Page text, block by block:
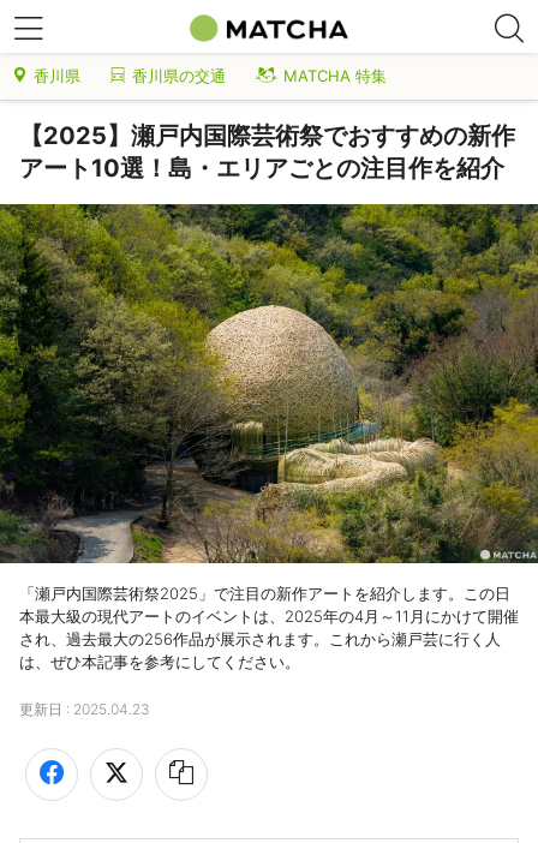
香川県 香川県の交通 MATCHA 特集
【2025】瀬戸内国際芸術祭でおすすめの新作
アート10選！島・エリアごとの注目作を紹介
「瀬戸内国際芸術祭2025」で注目の新作アートを紹介します。この日
本最大級の現代アートのイベントは、2025年の4月～11月にかけて開催
され、過去最大の256作品が展示されます。これから瀬戸芸に行く人
は、ぜひ本記事を参考にしてください。
更新日 : 2025.04.23